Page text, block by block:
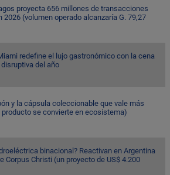
proyecta 656 millones de transacciones
2026 (volumen operado alcanzaría G. 79,27
redefine el lujo gastronómico con la cena
del año
y la cápsula coleccionable que vale más
se convierte en ecosistema)
binacional? Reactivan en Argentina
Corpus Christi (un proyecto de US$ 4.200